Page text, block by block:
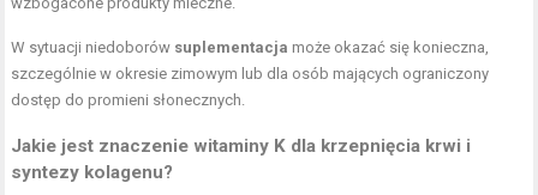
W sytuacji niedoborów suplementacja może okazać się konieczna,
szczególnie w okresie zimowym lub dla osób mających ograniczony
dostęp do promieni słonecznych.
Jakie jest znaczenie witaminy K dla krzepnięcia krwi i
syntezy kolagenu?